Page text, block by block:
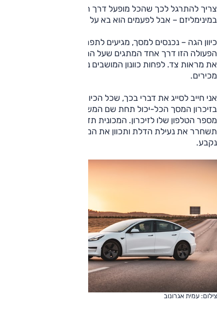
צריך להתרגל לכך שהכל מופעל דרך המסך. יש אמנם יופי
במינימליזם – אבל לפעמים הוא בא על חשבון נוחות התפעול.
כיוון הגה – נכנסים למסך, מגיעים לתפריט 'כיוון הגה', עושים את
הפעולה הזו דרך אחד המתגים שעל ההגה; באותה דרך מכוונים
את מראות צד. לפחות כוונון המושבים נעשה בדרך שאנחנו
מכירים.
אני חייב לסייג את דברי בכך, שכל הכיוונים שהזכרתי נשמרים
בזיכרון המסך הכל-יכול תחת שם המשתמש, ואפשר להוסיף את
מספר הטלפון שלו לזיכרון. המכונית תזהה את המשתמש,
תשחרר את נעילת הדלת ותכוון את המושב בהתאם למה שכבר
נקבע.
צילום: עמית אגרונוב